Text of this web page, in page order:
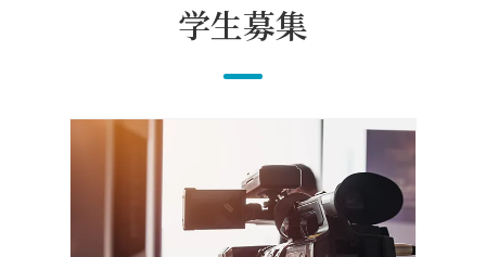
学生募集